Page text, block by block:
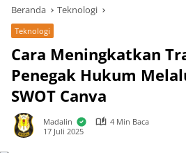
Beranda Teknologi
Teknologi
Cara Meningkatkan
Penegak Hukum
SWOT Canva
Madalin
4 Min Baca
17 Juli 2025